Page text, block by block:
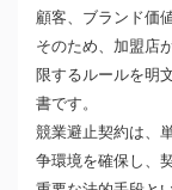
顧客、ブランド価
そのため、加盟店
限するルールを明
書です。
競業避止契約は、
争環境を確保し、